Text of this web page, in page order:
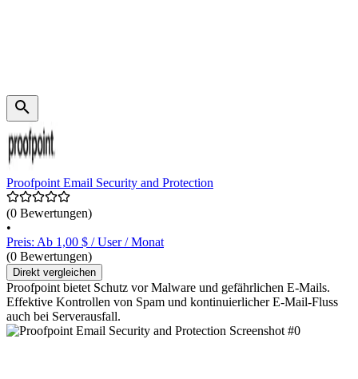
Proofpoint Email Security and Protection
(0 Bewertungen)
•
Preis: Ab 1,00 $ / User / Monat
(0 Bewertungen)
Direkt vergleichen
Proofpoint bietet Schutz vor Malware und gefährlichen E-Mails.
Effektive Kontrollen von Spam und kontinuierlicher E-Mail-Fluss
auch bei Serverausfall.